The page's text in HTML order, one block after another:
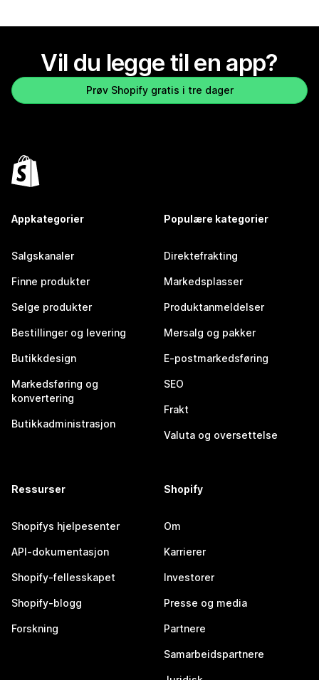
Vil du legge til en app?
Prøv Shopify gratis i tre dager
Appkategorier
Salgskanaler
Finne produkter
Selge produkter
Bestillinger og levering
Butikkdesign
Markedsføring og
konvertering
Butikkadministrasjon
Populære kategorier
Direktefrakting
Markedsplasser
Produktanmeldelser
Mersalg og pakker
E-postmarkedsføring
SEO
Frakt
Valuta og oversettelse
Ressurser
Shopifys hjelpesenter
API-dokumentasjon
Shopify-fellesskapet
Shopify-blogg
Forskning
Shopify
Om
Karrierer
Investorer
Presse og media
Partnere
Samarbeidspartnere